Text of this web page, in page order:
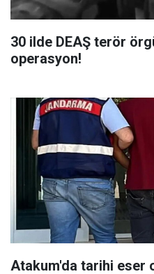
30 ilde DEAŞ terör
operasyon!
Atakum'da tarihi eser